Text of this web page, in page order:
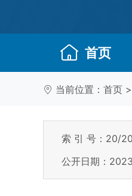
首页
当前位置： 首页 >
索 引 号：20/
公开日期：